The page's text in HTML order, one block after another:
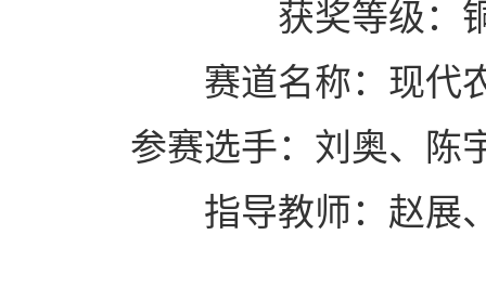
获奖等级：
赛道名称：现代
参赛选手：刘奥、陈
指导教师：赵展